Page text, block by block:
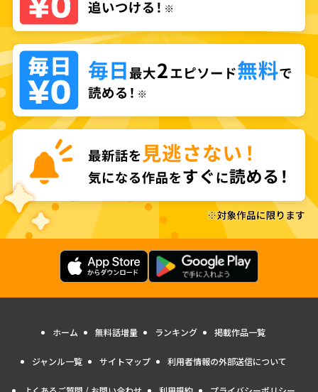
ホーム 無料話増量 ランキング 掲載作品一覧
ジャンル一覧 サイトマップ 利用者情報の外部送信について